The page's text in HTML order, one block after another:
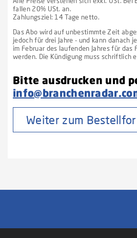
fallen 20% USt. an.
Zahlungsziel: 14 Tage netto.
Das Abo wird auf unbestimmte Zeit
jedoch für drei Jahre - und kann danach
im Februar des laufenden Jahres für das
werden. Die Kündigung muss schriftlich
Bitte ausdrucken und
Weiter zum